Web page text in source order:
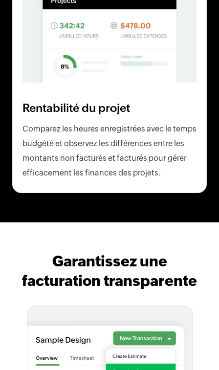
Rentabilité du projet
Comparez les heures enregistrées avec le temps
budgété et observez les différences entre les
montants non facturés et facturés pour gérer
efficacement les finances des projets.
Garantissez une
facturation transparente